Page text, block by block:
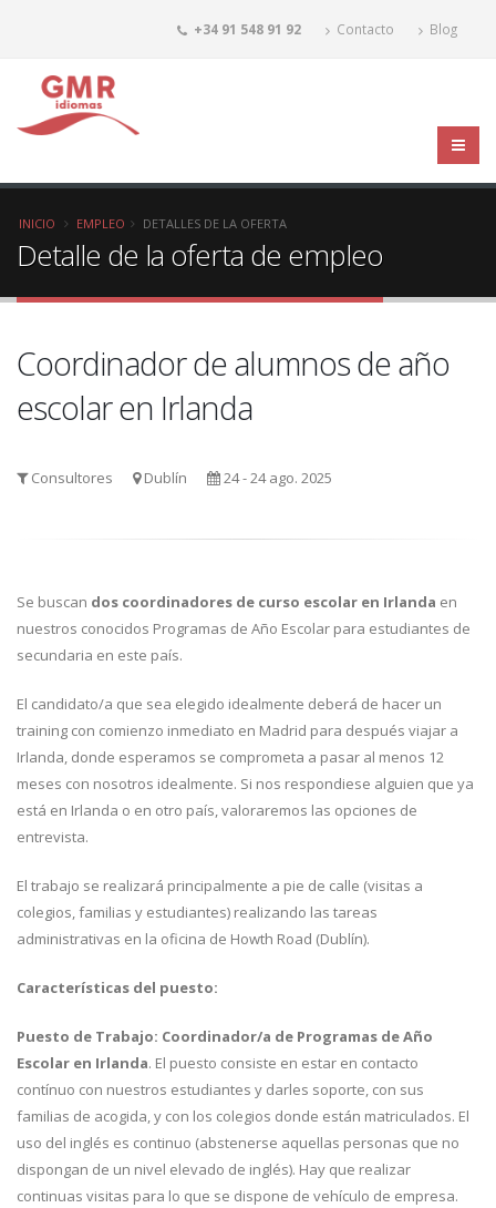
+34 91 548 91 92 Contacto Blog
INICIO EMPLEO DETALLES DE LA OFERTA
Detalle de la oferta de empleo
Coordinador de alumnos de año
escolar en Irlanda
Consultores Dublín 24 - 24 ago. 2025
Se buscan dos coordinadores de curso escolar en Irlanda en
nuestros conocidos Programas de Año Escolar para estudiantes de
secundaria en este país.
El candidato/a que sea elegido idealmente deberá de hacer un
training con comienzo inmediato en Madrid para después viajar a
Irlanda, donde esperamos se comprometa a pasar al menos 12
meses con nosotros idealmente. Si nos respondiese alguien que ya
está en Irlanda o en otro país, valoraremos las opciones de
entrevista.
El trabajo se realizará principalmente a pie de calle (visitas a
colegios, familias y estudiantes) realizando las tareas
administrativas en la oficina de Howth Road (Dublín).
Características del puesto:
Puesto de Trabajo: Coordinador/a de Programas de Año
Escolar en Irlanda. El puesto consiste en estar en contacto
contínuo con nuestros estudiantes y darles soporte, con sus
familias de acogida, y con los colegios donde están matriculados. El
uso del inglés es continuo (abstenerse aquellas personas que no
dispongan de un nivel elevado de inglés). Hay que realizar
continuas visitas para lo que se dispone de vehículo de empresa.